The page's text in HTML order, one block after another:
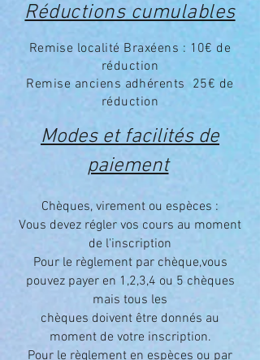
Réductions cumulables
Remise localité Braxéens : 10€ de
réduction
Remise anciens adhérents 25€ de
réduction
Modes et facilités de
paiement
Chèques, virement ou espèces :
Vous devez régler vos cours au moment
de l'inscription
Pour le règlement par chèque,vous
pouvez payer en 1,2,3,4 ou 5 chèques
mais tous les
chèques doivent être donnés au
moment de votre inscription.
Pour le règlement en espèces ou par